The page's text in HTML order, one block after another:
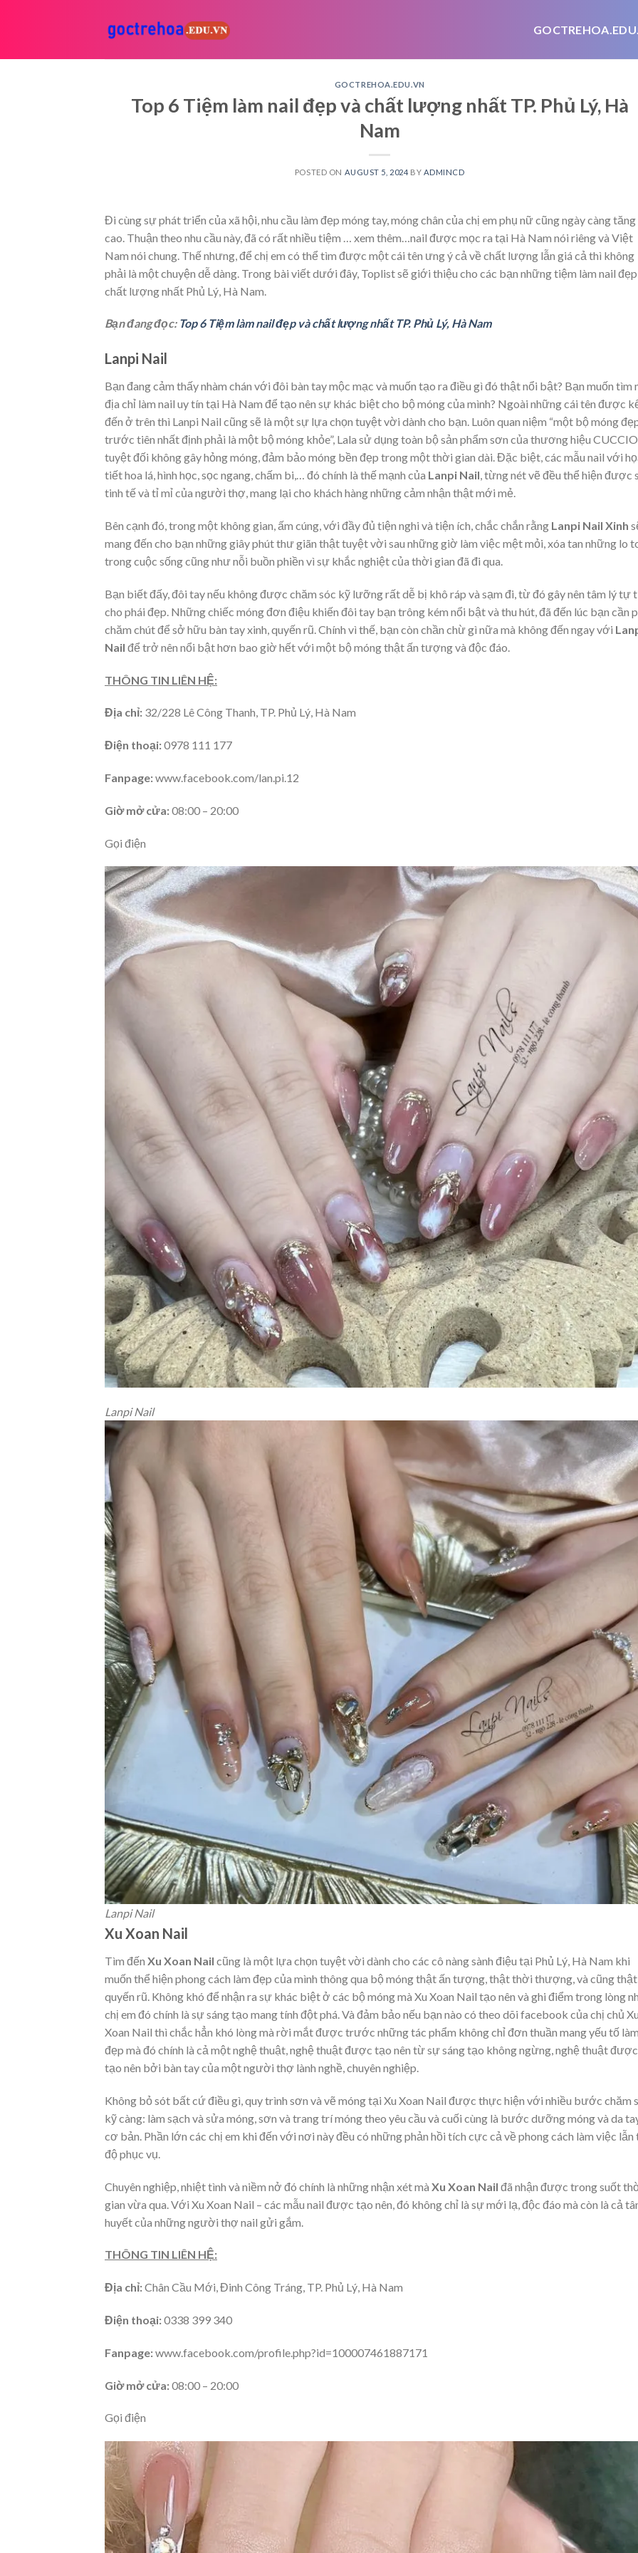
GOCTREHOA.EDU.VN
Top 6 Tiệm làm nail đẹp và chất lượng nhất TP. Phủ Lý, Hà
Nam
POSTED ON AUGUST 5, 2024 BY ADMINCD
Đi cùng sự phát triển của xã hội, nhu cầu làm đẹp móng tay, móng chân của chị em phụ nữ cũng ngày càng tăng
cao. Thuận theo nhu cầu này, đã có rất nhiều tiệm
… xem thêm… nail được mọc ra tại Hà Nam nói riêng và Việt
Nam nói chung. Thế nhưng, để chị em có thể tìm được một cái tên ưng ý cả về chất lượng lẫn giá cả thì không
phải là một chuyện dễ dàng. Trong bài viết dưới đây, Toplist sẽ giới thiệu cho các bạn những tiệm làm nail đẹp
chất lượng nhất Phủ Lý, Hà Nam.
Bạn đang đọc: Top 6 Tiệm làm nail đẹp và chất lượng nhất TP. Phủ Lý, Hà Nam
Lanpi Nail
Bạn đang cảm thấy nhàm chán với đôi bàn tay mộc mạc và muốn tạo ra điều gì đó thật nổi bật? Bạn muốn tìm
địa chỉ làm nail uy tín tại Hà Nam để tạo nên sự khác biệt cho bộ móng của mình? Ngoài những cái tên được
đến ở trên thì Lanpi Nail cũng sẽ là một sự lựa chọn tuyệt vời dành cho bạn. Luôn quan niệm “một bộ móng
trước tiên nhất định phải là một bộ móng khỏe”, Lala sử dụng toàn bộ sản phẩm sơn của thương hiệu CUCCIO
tuyệt đối không gây hỏng móng, đảm bảo móng bền đẹp trong một thời gian dài. Đặc biệt, các mẫu nail với
tiết hoa lá, hình học, sọc ngang, chấm bi,… đó chính là thế mạnh của Lanpi Nail, từng nét vẽ đều thể hiện được
tinh tế và tỉ mỉ của người thợ, mang lại cho khách hàng những cảm nhận thật mới mẻ.
Bên cạnh đó, trong một không gian, ấm cúng, với đầy đủ tiện nghi và tiện ích, chắc chắn rằng Lanpi Nail Xinh
mang đến cho bạn những giây phút thư giãn thật tuyệt vời sau những giờ làm việc mệt mỏi, xóa tan những lo
trong cuộc sống cũng như nỗi buồn phiền vì sự khắc nghiệt của thời gian đã đi qua.
Bạn biết đấy, đôi tay nếu không được chăm sóc kỹ lưỡng rất dễ bị khô ráp và sạm đi, từ đó gây nên tâm lý tự
cho phái đẹp. Những chiếc móng đơn điệu khiến đôi tay bạn trông kém nổi bật và thu hút, đã đến lúc bạn cần
chăm chút để sở hữu bàn tay xinh, quyến rũ. Chính vì thế, bạn còn chần chừ gì nữa mà không đến ngay với
Nail để trở nên nổi bật hơn bao giờ hết với một bộ móng thật ấn tượng và độc đáo.
THÔNG TIN LIÊN HỆ:
Địa chỉ: 32/228 Lê Công Thanh, TP. Phủ Lý, Hà Nam
Điện thoại:0978 111 177
Fanpage:www.facebook.com/lan.pi.12
Giờ mở cửa:08:00 – 20:00
Gọi điện
Lanpi Nail
Lanpi Nail
Xu Xoan Nail
Tìm đến Xu Xoan Nail cũng là một lựa chọn tuyệt vời dành cho các cô nàng sành điệu tại Phủ Lý, Hà Nam khi
muốn thể hiện phong cách làm đẹp của mình thông qua bộ móng thật ấn tượng, thật thời thượng, và cũng thật
quyến rũ. Không khó để nhận ra sự khác biệt ở các bộ móng mà Xu Xoan Nail tạo nên và ghi điểm trong lòng
chị em đó chính là sự sáng tạo mang tính đột phá. Và đảm bảo nếu bạn nào có theo dõi facebook của chị chủ Xu
Xoan Nail thì chắc hẳn khó lòng mà rời mắt được trước những tác phẩm không chỉ đơn thuần mang yếu tố làm
đẹp mà đó chính là cả một nghệ thuật, nghệ thuật được tạo nên từ sự sáng tạo không ngừng, nghệ thuật được
tạo nên bởi bàn tay của một người thợ lành nghề, chuyên nghiệp.
Không bỏ sót bất cứ điều gì, quy trình sơn và vẽ móng tại Xu Xoan Nail được thực hiện với nhiều bước chăm
kỹ càng: làm sạch và sửa móng, sơn và trang trí móng theo yêu cầu và cuối cùng là bước dưỡng móng và da
cơ bản. Phần lớn các chị em khi đến với nơi này đều có những phản hồi tích cực cả về phong cách làm việc lẫn
độ phục vụ.
Chuyên nghiệp, nhiệt tình và niềm nở đó chính là những nhận xét mà Xu Xoan Nail đã nhận được trong suốt
gian vừa qua. Với Xu Xoan Nail – các mẫu nail được tạo nên, đó không chỉ là sự mới lạ, độc đáo mà còn là cả
huyết của những người thợ nail gửi gắm.
THÔNG TIN LIÊN HỆ:
Địa chỉ:Chân Cầu Mới, Đinh Công Tráng, TP. Phủ Lý, Hà Nam
Điện thoại:0338 399 340
Fanpage:www.facebook.com/profile.php?id=100007461887171
Giờ mở cửa:08:00 – 20:00
Gọi điện